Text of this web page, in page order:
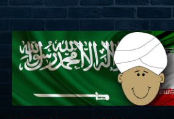
START
ARCHIWUM
KONTAKT
LOGOWANIE